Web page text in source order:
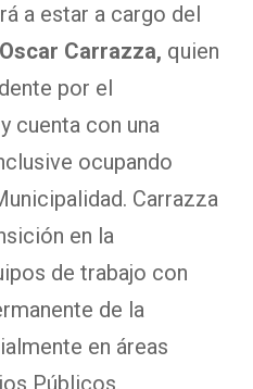
a estar a cargo del
Carrazza, quien
por el
cuenta con una
ocupando
Carrazza
en la
de trabajo con
de la
en áreas
Públicos,